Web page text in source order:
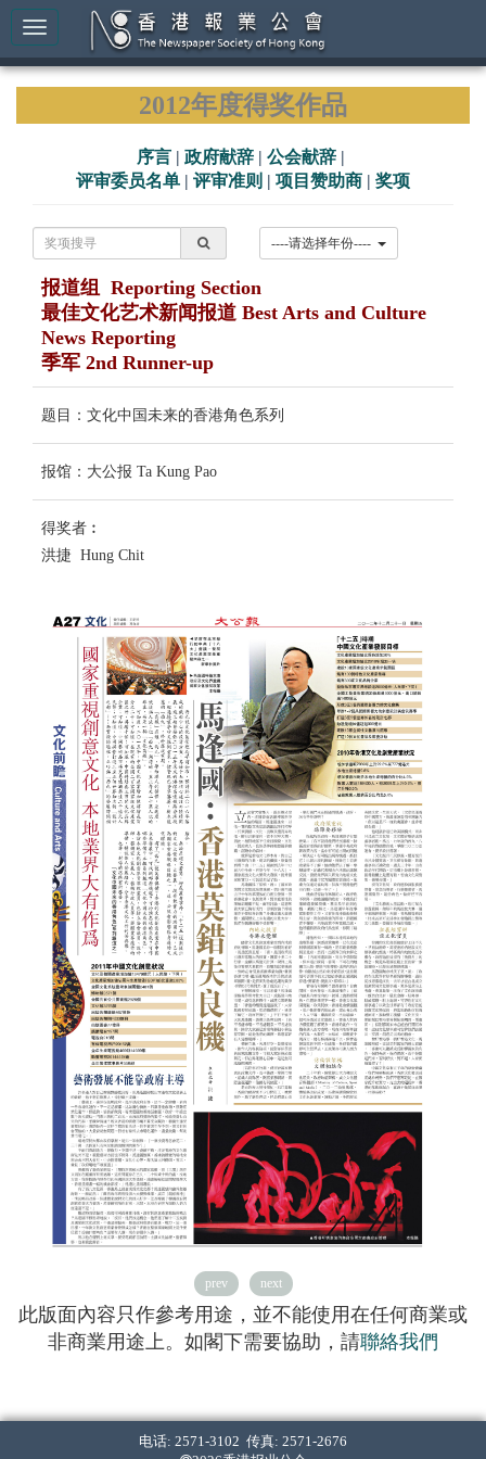
2012年度得奖作品
序言 | 政府献辞 | 公会献辞 |
评审委员名单 | 评审准则 | 项目赞助商 | 奖项
报道组 Reporting Section
最佳文化艺术新闻报道 Best Arts and Culture
News Reporting
季军 2nd Runner-up
题目：文化中国未来的香港角色系列
报馆：大公报 Ta Kung Pao
得奖者︰
洪捷 Hung Chit
prev next
此版面內容只作參考用途，並不能使用在任何商業或
非商業用途上。如閣下需要協助，請聯絡我們
电话: 2571-3102 传真: 2571-2676